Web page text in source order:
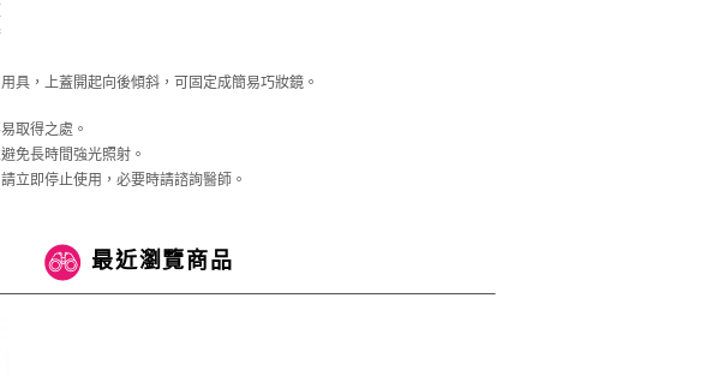
具，上蓋開起向後傾斜，可固定成簡易巧妝鏡。
取得之處。
免長時間強光照射。
立即停止使用，必要時請諮詢醫師。
最近瀏覽商品